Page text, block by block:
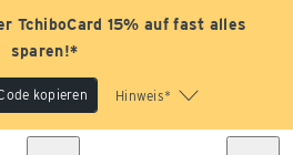
TchiboCard 15% auf fast alles
sparen!*
kopieren Hinweis*